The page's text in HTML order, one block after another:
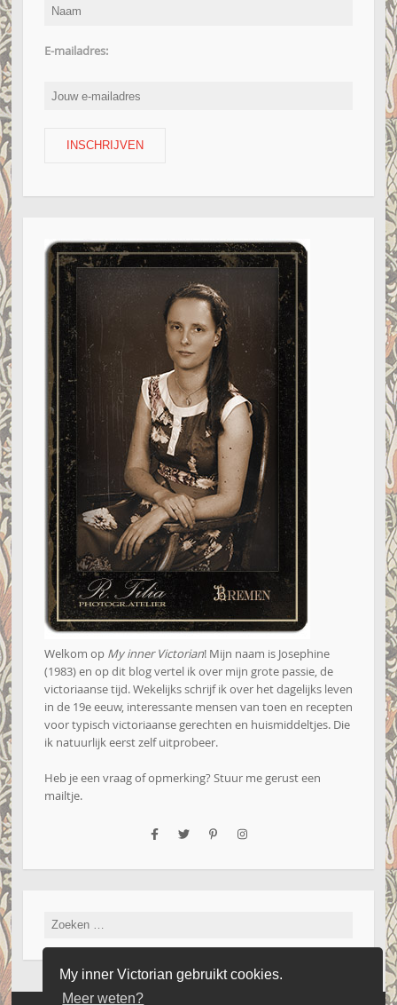
My inner Victorian gebruikt cookies.
Meer weten?
E-mailadres:
Welkom op My inner Victorian! Mijn naam is Josephine
(1983) en op dit blog vertel ik over mijn grote passie, de
victoriaanse tijd. Wekelijks schrijf ik over het dagelijks leven
in de 19e eeuw, interessante mensen van toen en recepten
voor typisch victoriaanse gerechten en huismiddeltjes. Die
ik natuurlijk eerst zelf uitprobeer.
Heb je een vraag of opmerking? Stuur me gerust een
mailtje.
Zoeken